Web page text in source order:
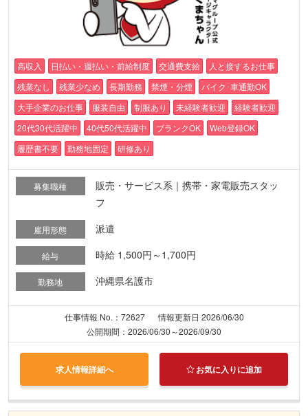
高収入 日払い・週払い・前給制度 交通費支給
人と接するお仕事
残業なし
残業少なめ 長期勤務 禁煙・分煙
バイク･車通勤OK
大手企業のお仕事
服装自由 制服あり 未経験者歓迎
経験者歓迎
20代30代活躍中
40代50代活躍中 ブランクOK
Web登録OK
履歴書不要
勤務地固定 研修あり
募集職種
販売・サービス系｜携帯・家電販売スタッ
フ
雇用形態 派遣
給与 時給 1,500円～1,700円
勤務地 沖縄県名護市
仕事情報 No.：72627
情報更新日 2026/06/30
公開期間：2026/06/30～2026/09/30
求人情報詳細へ お気に入りに追加